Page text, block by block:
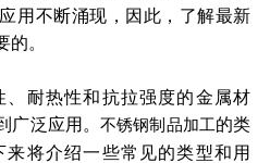
用不断涌现，因此，了解最新
。
耐热性和抗拉强度的金属材
广泛应用。不锈钢制品加工的类
将介绍一些常见的类型和用